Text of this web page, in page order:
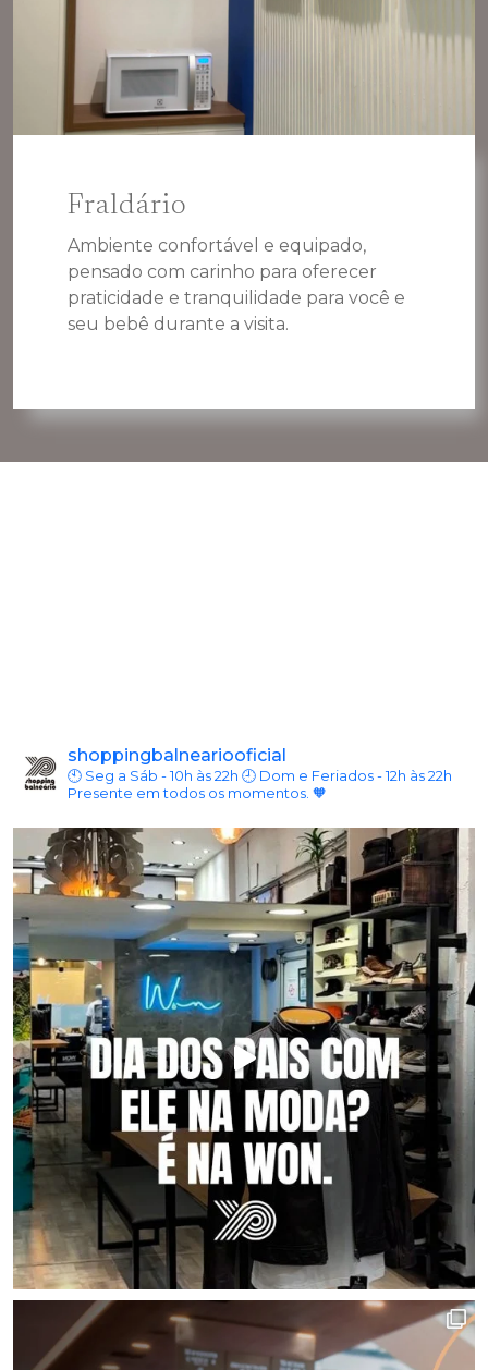
Fraldário
Ambiente confortável e equipado,
pensado com carinho para oferecer
praticidade e tranquilidade para você e
seu bebê durante a visita.
shoppingbalneariooficial
🕙 Seg a Sáb - 10h às 22h 🕘 Dom e Feriados - 12h às 22h
Presente em todos os momentos. 🧡